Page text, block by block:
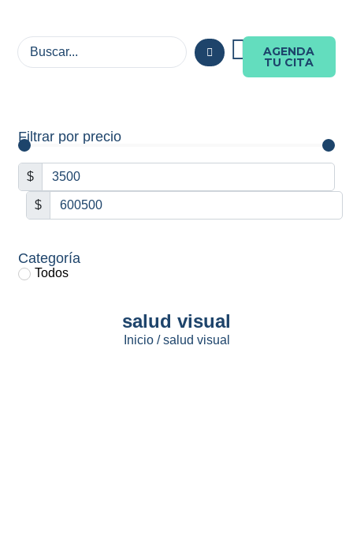
AGENDA
TU CITA
Filtrar por precio
$
$
Categoría
Todos
salud visual
Inicio/ salud visual